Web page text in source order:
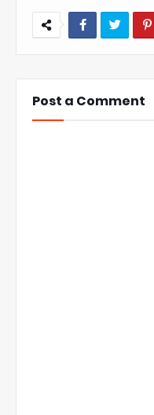
Post a Comment